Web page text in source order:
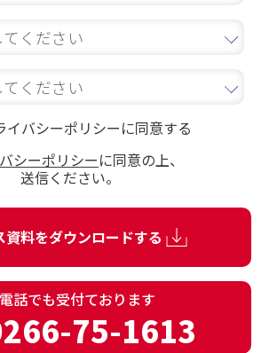
イバシーポリシーに同意する
シーポリシーに同意の上、
送信ください。
話でも受付ております
75-1613